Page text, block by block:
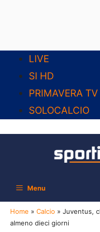
contenuto
LIVE
SI HD
PRIMAVERA TV
SOLOCALCIO
Menu
Home » Calcio » Juventus,
almeno dieci giorni